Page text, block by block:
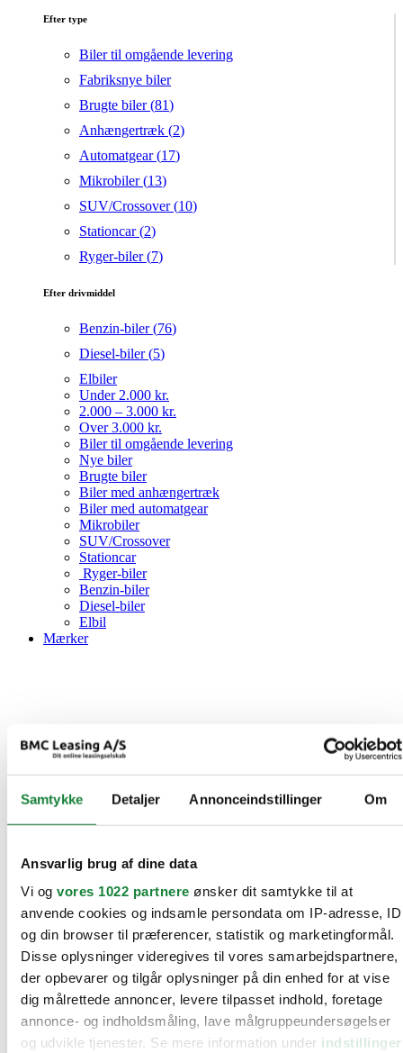
Samtykke Detaljer Annonceindstillinger Om
Ansvarlig brug af dine data
Vi og vores 1022 partnere ønsker dit samtykke til at
anvende cookies og indsamle persondata om IP-adresse, ID
og din browser til præferencer, statistik og marketingformål.
Disse oplysninger videregives til vores samarbejdspartnere,
der opbevarer og tilgår oplysninger på din enhed for at vise
dig målrettede annoncer, levere tilpasset indhold, foretage
annonce- og indholdsmåling, lave målgruppeundersøgelser
og udvikle tjenester. Se mere information under indstillinger
Efter type
Biler til omgående levering
Fabriksnye biler
Brugte biler (81)
Anhængertræk (2)
Automatgear (17)
Mikrobiler (13)
SUV/Crossover (10)
Stationcar (2)
Ryger-biler (7)
Efter drivmiddel
Benzin-biler (76)
Diesel-biler (5)
Elbiler
Under 2.000 kr.
2.000 – 3.000 kr.
Over 3.000 kr.
Biler til omgående levering
Nye biler
Brugte biler
Biler med anhængertræk
Biler med automatgear
Mikrobiler
SUV/Crossover
Stationcar
Ryger-biler
Benzin-biler
Diesel-biler
Elbil
Mærker